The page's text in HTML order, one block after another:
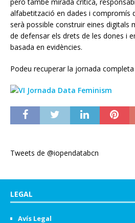
però també mirada crítica,
alfabetització en dades i compromís
serà possible construir eines digitals
de defensar els drets de les dones i
basada en evidències.
Podeu recuperar la jornada
Tweets de @iopendatabcn
LEGAL
Avís Legal